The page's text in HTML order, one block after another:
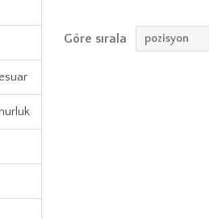
Göre sırala